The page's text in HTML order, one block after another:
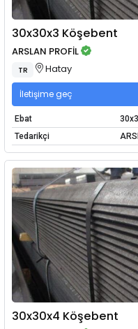
30x30x3 Köşebent
ARSLAN PROFİL
TR Hatay
İletişime geç
Ebat
Tedarikçi
30x30x4 Köşebent